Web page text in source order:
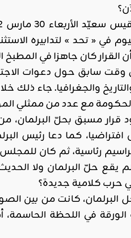
القرار كان جاهزا في
سابق حول دعوات
والجغرافيا. جاء ذلك
مع عدد من ممثلي
مسبق بحلّ البرلمان،
كما دعا رئيس
رئاسية، ثم كان للمجلس
يقع حلّ البرلمان ولا
حرب كلامية جديدة؟
البرلمان، كانت من بين
في اللحظة